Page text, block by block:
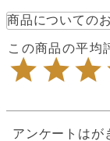
商品についての
アンケートはが